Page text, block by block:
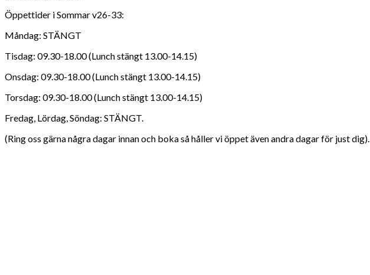
Öppettider i Sommar v26-33:
Måndag: STÄNGT
Tisdag: 09.30-18.00 (Lunch stängt 13.00-14.15)
Onsdag: 09.30-18.00 (Lunch stängt 13.00-14.15)
Torsdag: 09.30-18.00 (Lunch stängt 13.00-14.15)
Fredag, Lördag, Söndag: STÄNGT.
(Ring oss gärna några dagar innan och boka så håller vi öppet även andra dagar för just dig).